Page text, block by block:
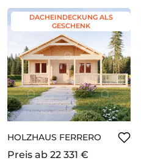
DACHEINDECKUNG ALS
GESCHENK
HOLZHAUS FERRERO
Preis ab 22 331 €